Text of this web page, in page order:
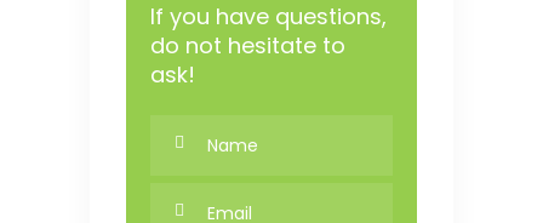
If you have questions,
do not hesitate to
ask!